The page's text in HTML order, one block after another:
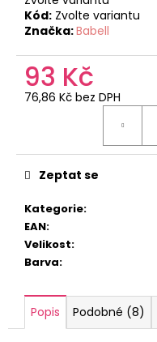
Kód: Zvolte variantu
Značka:Babell
93 Kč
76,86 Kč bez DPH
Kategorie:
EAN:
Velikost:
Barva:
Zeptat se
Popis Podobné (8)
u
e
m
e